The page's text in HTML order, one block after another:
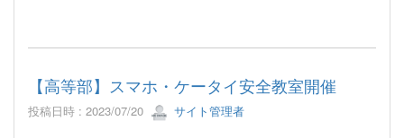
【高等部】スマホ・ケータイ安全教室開催
投稿日時 : 2023/07/20 サイト管理者